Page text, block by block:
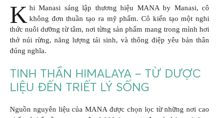
K hi Manasi sáng lập thương hiệu MANA by Manasi, cô
không đơn thuần tạo ra mỹ phẩm. Cô kiến tạo một nghi
thức nuôi dưỡng từ tâm, nơi từng sản phẩm mang trong mình hơi
thở núi rừng, năng lượng tái sinh, và thông điệp yêu bản thân
đúng nghĩa.
TINH THẦN HIMALAYA – TỪ DƯỢC
LIỆU ĐẾN TRIẾT LÝ SỐNG
Nguồn nguyên liệu của MANA được chọn lọc từ những nơi cao